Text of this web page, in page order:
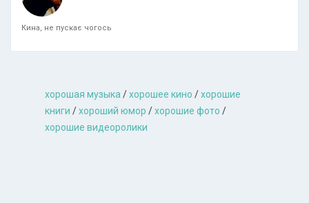
Кина, не пускає чогось
хорошая музыкa/хорошее кино /хорошие
книги /хороший юмор /хорошие фото /
хорошие видеоролики